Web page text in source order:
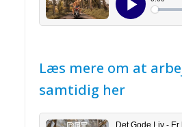
Læs mere om at
samtidig her